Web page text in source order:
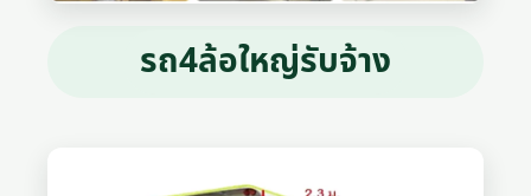
รถ4ล้อใหญ่รับจ้าง